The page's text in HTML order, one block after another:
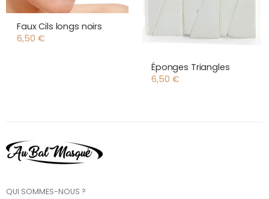
Faux Cils longs noirs
6,50 €
Éponges Triangles
6,50 €
QUI SOMMES-NOUS ?